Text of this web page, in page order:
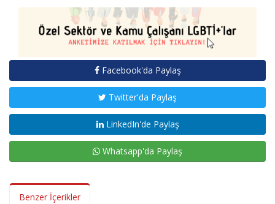
Facebook'da Paylaş
Twitter'da Paylaş
LinkedIn'de Paylaş
Whatsapp'da Paylaş
Benzer İçerikler